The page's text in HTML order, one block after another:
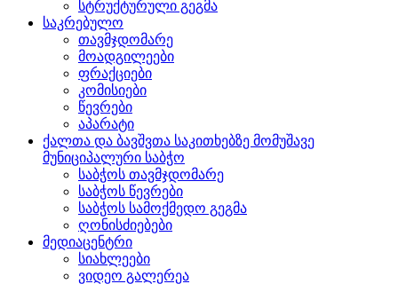
სტრუქტურული გეგმა
საკრებულო
თავმჯდომარე
მოადგილეები
ფრაქციები
კომისიები
წევრები
აპარატი
ქალთა და ბავშვთა საკითხებზე მომუშავე
მუნიციპალური საბჭო
საბჭოს თავმჯდომარე
საბჭოს წევრები
საბჭოს სამოქმედო გეგმა
ღონისძიებები
მედიაცენტრი
სიახლეები
ვიდეო გალერეა